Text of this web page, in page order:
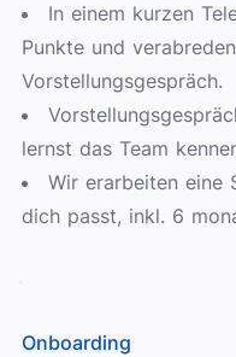
In einem kurzen
Punkte und
Vorstellungsgespräch.
lernst das Team
Wir erarbeiten eine
dich passt, inkl. 6
Onboarding